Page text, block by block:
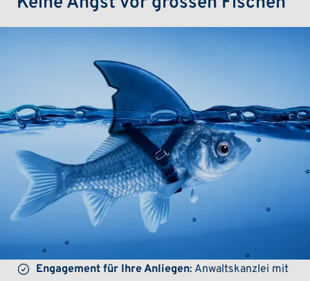
Engagement für Ihre Anliegen: Anwaltskanzlei mit